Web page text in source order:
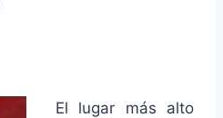
El lugar más alto